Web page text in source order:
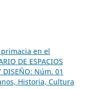
en el
DE ESPACIOS
DISEÑO: Núm. 01
Historia, Cultura